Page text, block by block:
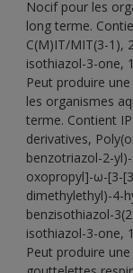
Nocif pour les
long terme.
C(M)IT/MIT(3-1),
isothiazol-3-one,
Peut produire
les organismes
terme. Contient
derivatives,
benzotriazol-2-
oxopropyl]-ω-[3-
dimethylethyl)-4-
benzisothiazol-
isothiazol-3-one,
Peut produire